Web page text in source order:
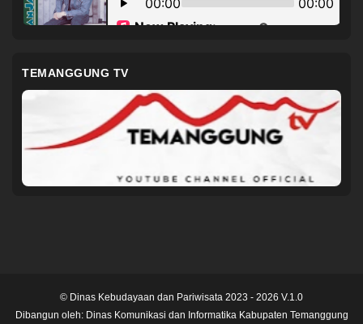
TEMANGGUNG TV
© Dinas Kebudayaan dan Pariwisata 2023 - 2026 V.1.0
Dibangun oleh: Dinas Komunikasi dan Informatika Kabupaten Temanggung